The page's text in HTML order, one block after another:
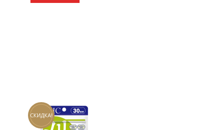
СКИДКА!